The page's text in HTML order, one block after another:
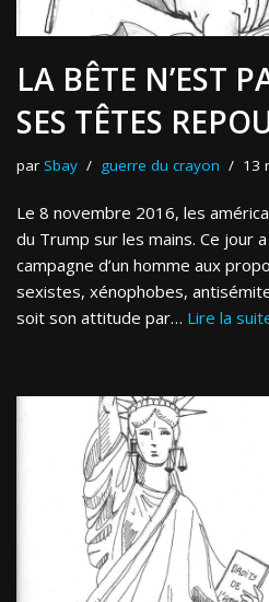
LA BÊTE N’EST
SES TÊTES
par Sbay guerre du crayon 13
Le 8 novembre 2016, les
du Trump sur les mains. Ce jour
campagne d’un homme aux
sexistes, xénophobes,
soit son attitude par… Lire la